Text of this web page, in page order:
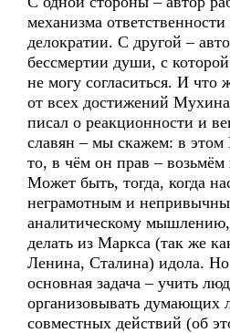
механизма
делократии. С другой –
бессмертии души, с которой
не могу согласиться. И что
от всех достижений
писал о реакционности и
славян – мы скажем: в
то, в чём он прав –
Может быть, тогда, когда
неграмотным и
аналитическому
делать из Маркса (так же
Ленина, Сталина) идола. Но
основная задача – учить
организовывать думающих
совместных действий (об